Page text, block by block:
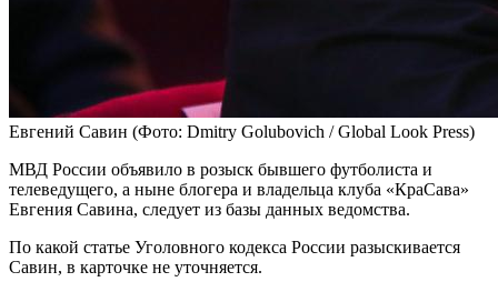
Евгений Савин (Фото: Dmitry Golubovich / Global Look Press)
МВД России объявило в розыск бывшего футболиста и
телеведущего, а ныне блогера и владельца клуба «КраСава»
Евгения Савина, следует из базы данных ведомства.
По какой статье Уголовного кодекса России разыскивается
Савин, в карточке не уточняется.